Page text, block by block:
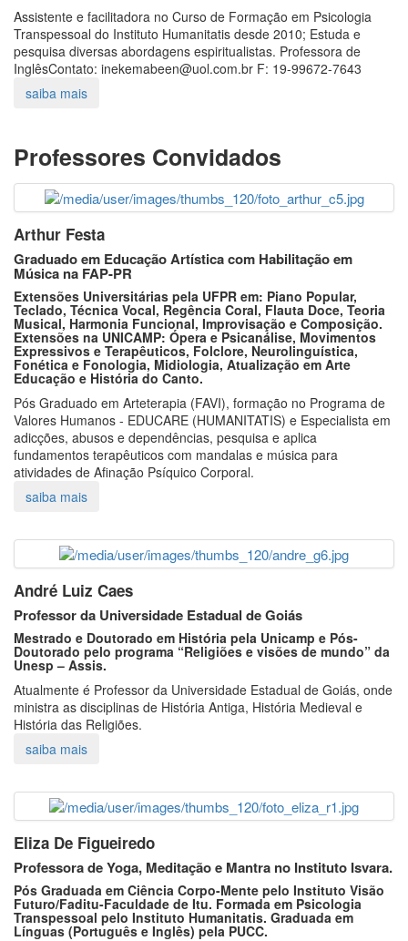
Assistente e facilitadora no Curso de Formação em Psicologia
Transpessoal do Instituto Humanitatis desde 2010; Estuda e
pesquisa diversas abordagens espiritualistas. Professora de
InglêsContato: inekemabeen@uol.com.br F: 19-99672-7643
Professores Convidados
Arthur Festa
Graduado em Educação Artística com Habilitação em
Música na FAP-PR
Extensões Universitárias pela UFPR em: Piano Popular,
Teclado, Técnica Vocal, Regência Coral, Flauta Doce, Teoria
Musical, Harmonia Funcional, Improvisação e Composição.
Extensões na UNICAMP: Ópera e Psicanálise, Movimentos
Expressivos e Terapêuticos, Folclore, Neurolinguística,
Fonética e Fonologia, Midiologia, Atualização em Arte
Educação e História do Canto.
Pós Graduado em Arteterapia (FAVI), formação no Programa de
Valores Humanos - EDUCARE (HUMANITATIS) e Especialista em
adicções, abusos e dependências, pesquisa e aplica
fundamentos terapêuticos com mandalas e música para
atividades de Afinação Psíquico Corporal.
André Luiz Caes
Professor da Universidade Estadual de Goiás
Mestrado e Doutorado em História pela Unicamp e Pós-
Doutorado pelo programa “Religiões e visões de mundo” da
Unesp – Assis.
Atualmente é Professor da Universidade Estadual de Goiás, onde
ministra as disciplinas de História Antiga, História Medieval e
História das Religiões.
Eliza De Figueiredo
Professora de Yoga, Meditação e Mantra no Instituto Isvara.
Pós Graduada em Ciência Corpo-Mente pelo Instituto Visão
Futuro/Faditu-Faculdade de Itu. Formada em Psicologia
Transpessoal pelo Instituto Humanitatis. Graduada em
Línguas (Português e Inglês) pela PUCC.